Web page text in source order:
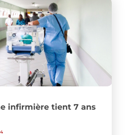
infirmière tient 7 ans